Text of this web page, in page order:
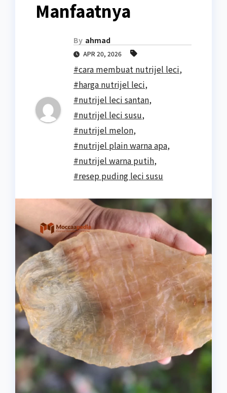
Manfaatnya
By ahmad
APR 20, 2026
#cara membuat nutrijel leci,
#harga nutrijel leci,
#nutrijel leci santan,
#nutrijel leci susu,
#nutrijel melon,
#nutrijel plain warna apa,
#nutrijel warna putih,
#resep puding leci susu